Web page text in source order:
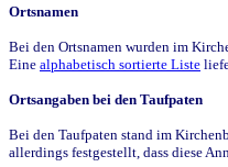
Ortsnamen
Bei den Ortsnamen wurden im
Eine alphabetisch sortierte Liste
Ortsangaben bei den Taufpaten
Bei den Taufpaten stand im
allerdings festgestellt, dass diese